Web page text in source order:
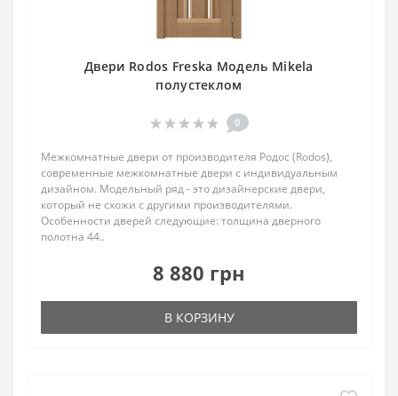
Двери Rodos Freska Модель Mikela
полустеклом
0
Межкомнатные двери от производителя Родос (Rodos),
современные межкомнатные двери с индивидуальным
дизайном. Модельный ряд - это дизайнерские двери,
который не схожи с другими производителями.
Особенности дверей следующие: толщина дверного
полотна 44..
8 880 грн
В КОРЗИНУ